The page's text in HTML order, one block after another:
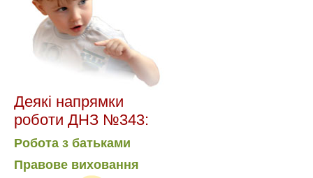
Деякі напрямки
роботи ДНЗ №343:
Робота з батьками
Правове виховання